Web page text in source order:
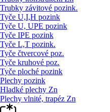
Trubky závitové pozink.
Tyče U,I,H pozink
Tyče U, UPE pozink
Tyče IPE pozink
Tyče L,T pozink.
Tyče čtvercové poz.
Tyče kruhové poz.
Tyče ploché pozink
Plechy pozink
Hladké plechy Zn
Plechy vlnité, trapéz Zn